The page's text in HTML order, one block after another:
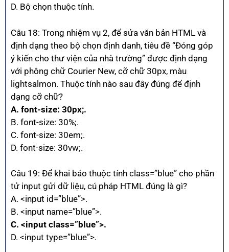
D. Bộ chọn thuộc tính.
Câu 18: Trong nhiệm vụ 2, để sửa văn bản HTML và
định dạng theo bộ chọn định danh, tiêu đề “Đóng góp
ý kiến cho thư viện của nhà trường” được định dạng
với phông chữ Courier New, cỡ chữ 30px, màu
lightsalmon. Thuộc tính nào sau đây đúng để định
dạng cỡ chữ?
A. font-size: 30px;.
B. font-size: 30%;.
C. font-size: 30em;.
D. font-size: 30vw;.
Câu 19: Để khai báo thuộc tính class=”blue” cho phần
tử input gửi dữ liệu, cú pháp HTML đúng là gì?
A. <input id=”blue”>.
B. <input name=”blue”>.
C. <input class=”blue”>.
D. <input type=”blue”>.